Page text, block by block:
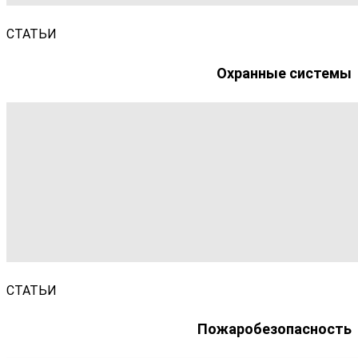
СТАТЬИ
Охранные системы
СТАТЬИ
Пожаробезопасность